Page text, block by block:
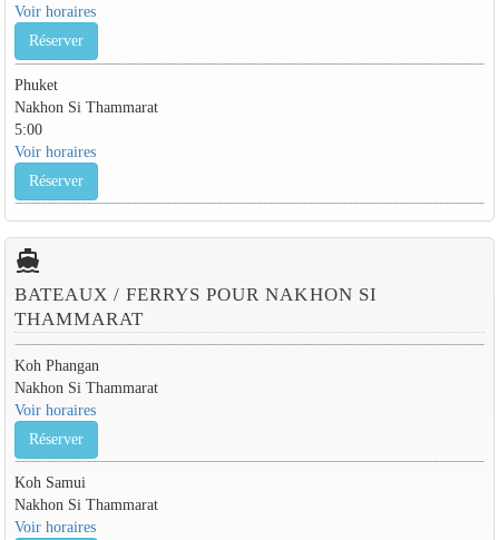
Voir horaires
Réserver
Phuket
Nakhon Si Thammarat
5:00
Voir horaires
Réserver
directions_boat
BATEAUX / FERRYS POUR NAKHON SI
THAMMARAT
Koh Phangan
Nakhon Si Thammarat
Voir horaires
Réserver
Koh Samui
Nakhon Si Thammarat
Voir horaires